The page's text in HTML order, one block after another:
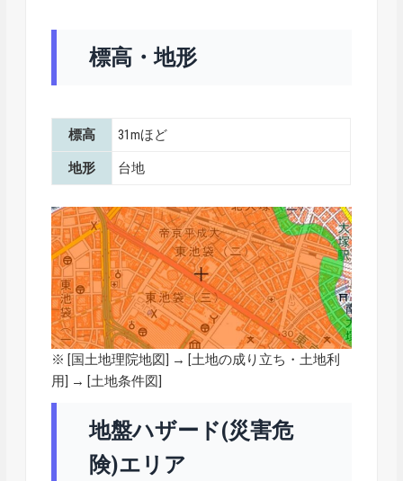
標高・地形
標高 31mほど
地形 台地
※ [国土地理院地図] → [土地の成り立ち・土地利
用] → [土地条件図]
地盤ハザード(災害危
険)エリア